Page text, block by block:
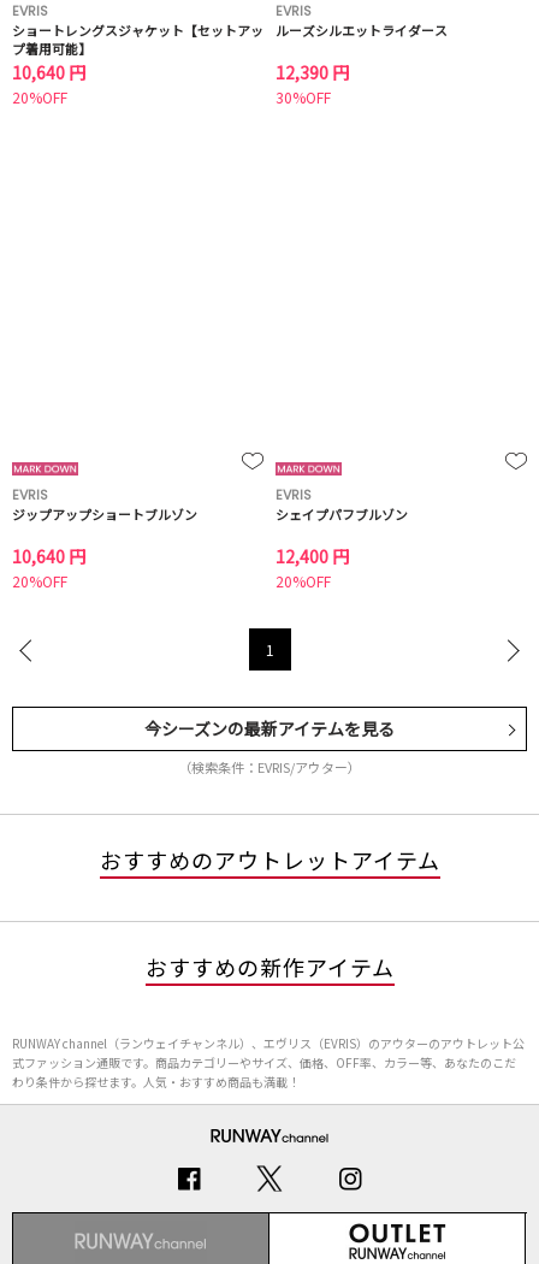
EVRIS
ショートレングスジャケット【セットアッ
プ着用可能】
10,640 円
20%OFF
EVRIS
ルーズシルエットライダース
12,390 円
30%OFF
EVRIS
ジップアップショートブルゾン
10,640 円
20%OFF
EVRIS
シェイプパフブルゾン
12,400 円
20%OFF
1
今シーズンの最新アイテムを見る
（検索条件：EVRIS/アウター）
おすすめのアウトレットアイテム
おすすめの新作アイテム
RUNWAY channel（ランウェイチャンネル）、エヴリス（EVRIS）のアウターのアウトレット公
式ファッション通販です。商品カテゴリーやサイズ、価格、OFF率、カラー等、あなたのこだ
わり条件から探せます。人気・おすすめ商品も満載！